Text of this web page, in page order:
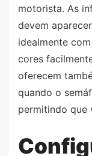
motorista. As
devem
idealmente
cores
oferecem
quando o
permitindo que